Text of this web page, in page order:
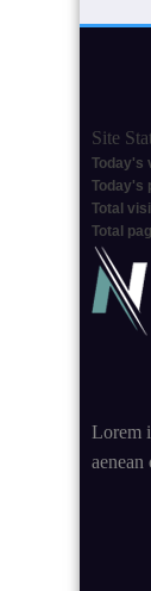
Site
Today's
Today's
Total
Total
Lorem